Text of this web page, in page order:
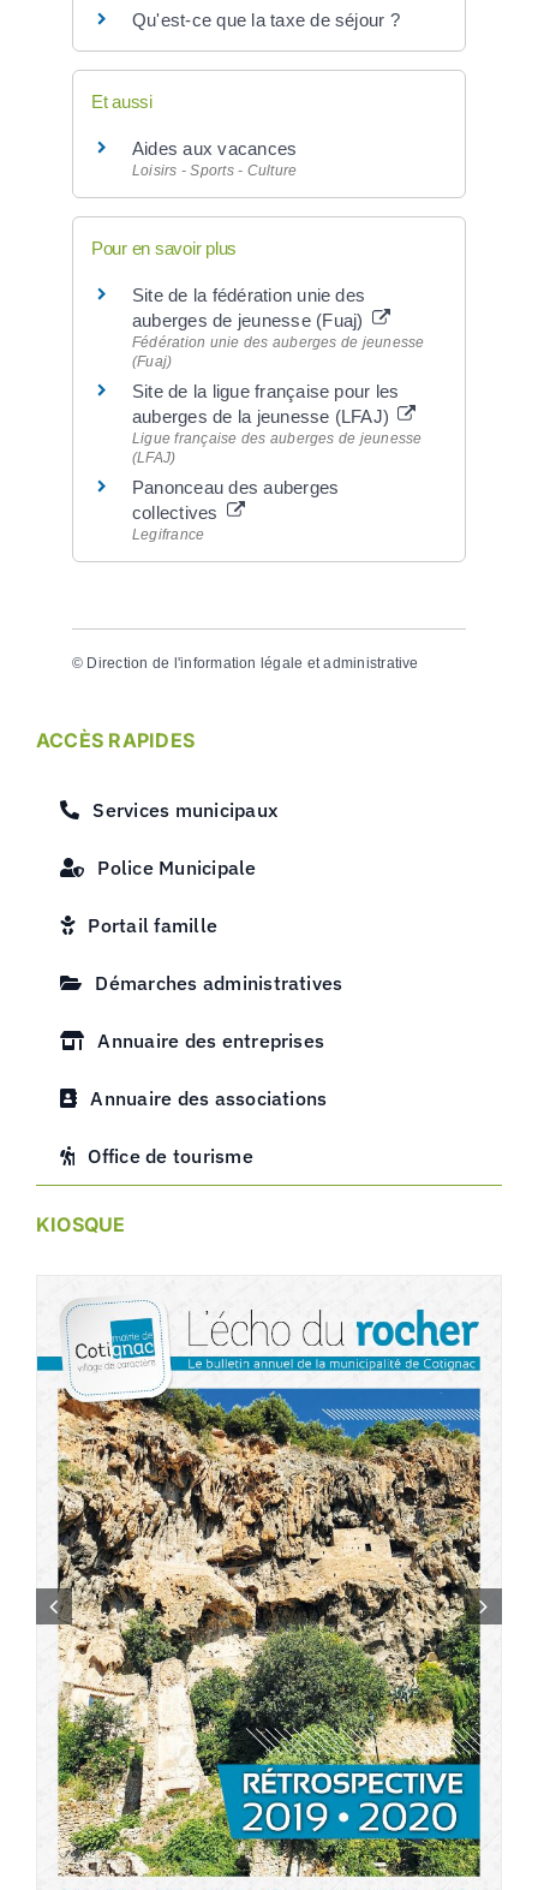
Qu'est-ce que la taxe de séjour ?
Et aussi
Aides aux vacances
Loisirs - Sports - Culture
Pour en savoir plus
Site de la fédération unie des
auberges de jeunesse (Fuaj)
Fédération unie des auberges de jeunesse
(Fuaj)
Site de la ligue française pour les
auberges de la jeunesse (LFAJ)
Ligue française des auberges de jeunesse
(LFAJ)
Panonceau des auberges
collectives
Legifrance
© Direction de l'information légale et administrative
ACCÈS RAPIDES
Services municipaux
Police Municipale
Portail famille
Démarches administratives
Annuaire des entreprises
Annuaire des associations
Office de tourisme
KIOSQUE